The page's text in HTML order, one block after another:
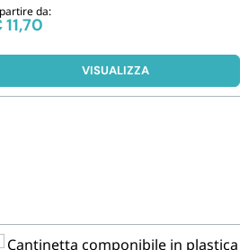
da:
11,70
VISUALIZZA